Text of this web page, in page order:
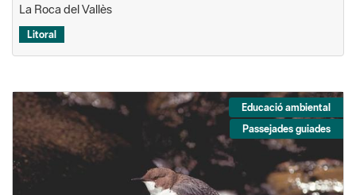
La Roca del Vallès
Litoral
Educació ambiental
Passejades guiades